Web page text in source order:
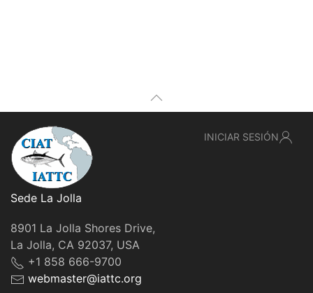
Sede La Jolla
8901 La Jolla Shores Drive,
La Jolla, CA 92037, USA
+1 858 666-9700
webmaster@iattc.org
INICIAR SESIÓN